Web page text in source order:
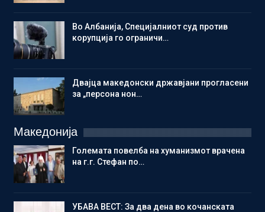
Во Албанија, Специјалниот суд против
корупција го ограничи…
Двајца македонски државјани прогласени
за „персона нон…
Македонија
Големата повелба на хуманизмот врачена
на г.г. Стефан по…
УБАВА ВЕСТ: За два дена во кочанската